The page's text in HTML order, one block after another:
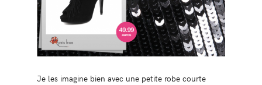
Je les imagine bien avec une petite robe courte